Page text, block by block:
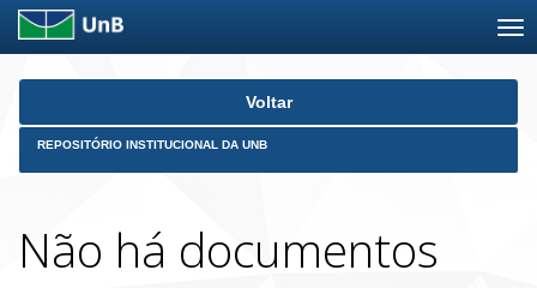
Skip
Voltar
REPOSITÓRIO INSTITUCIONAL DA UNB
Não há documentos